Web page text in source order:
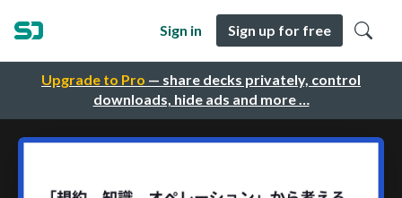
Upgrade to Pro — share decks privately, control
downloads, hide ads and more …
Sign in Sign up for free